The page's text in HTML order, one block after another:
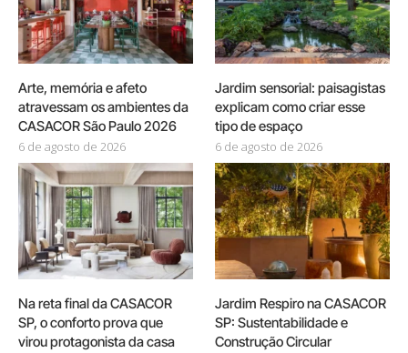
Arte, memória e afeto
atravessam os ambientes da
CASACOR São Paulo 2026
6 de agosto de 2026
Jardim sensorial: paisagistas
explicam como criar esse
tipo de espaço
6 de agosto de 2026
Na reta final da CASACOR
SP, o conforto prova que
virou protagonista da casa
Jardim Respiro na CASACOR
SP: Sustentabilidade e
Construção Circular